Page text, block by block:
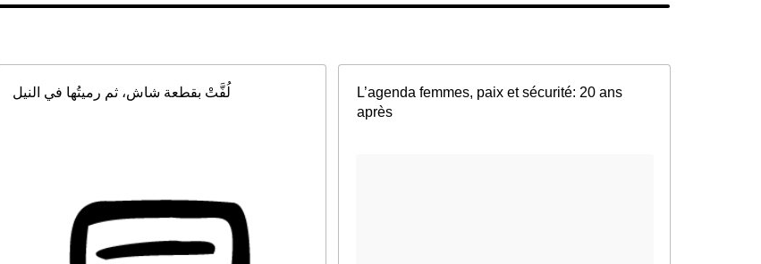
لُفَّتْ بقطعة شاش، ثم رميتُها في النيل
L’agenda femmes, paix et sécurité: 20 ans
après